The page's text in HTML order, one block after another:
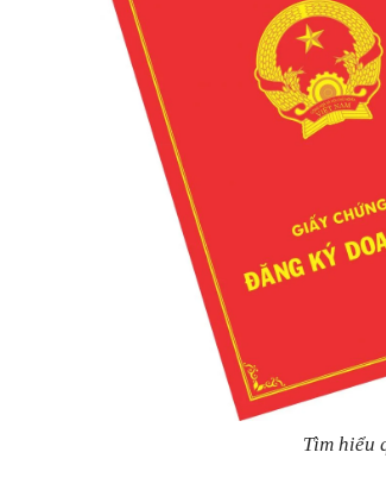
Tìm hiểu